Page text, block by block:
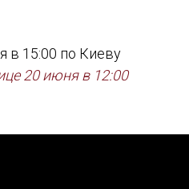
в 15:00 по Киеву
20 июня в 12:00